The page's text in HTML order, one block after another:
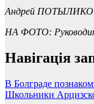
Андрей ПОТЫЛИКО
НА ФОТО:
Навігація
В Болграде
Школьники